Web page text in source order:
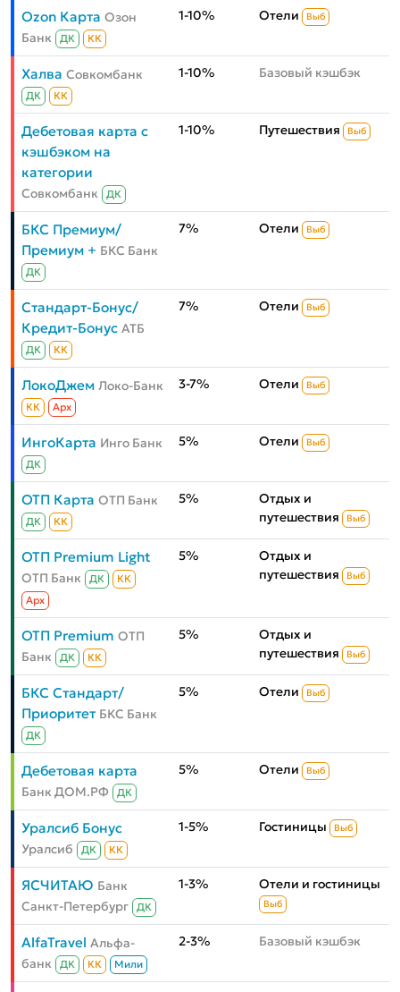
Ozon Карта Озон
Банк
ДК КК
1-10% Отели Выб
Халва Совкомбанк
ДК КК
1-10% Базовый кэшбэк
Дебетовая карта с
кэшбэком на
категории
Совкомбанк ДК
1-10% Путешествия Выб
БКС Премиум/
Премиум + БКС Банк
ДК
7% Отели Выб
Стандарт-Бонус/
Кредит-Бонус АТБ
ДК КК
7% Отели Выб
ЛокоДжем Локо-Банк
КК Aрх
3-7% Отели Выб
ИнгоКарта Инго Банк
ДК
5% Отели Выб
ОТП Карта ОТП Банк
ДК КК
5%
Отдых и
путешествия
Выб
ОТП Premium Light
ОТП Банк ДК
КК
Aрх
5%
Отдых и
путешествия
Выб
ОТП Premium ОТП
Банк
ДК КК
5%
Отдых и
путешествия
Выб
БКС Стандарт/
Приоритет БКС Банк
ДК
5% Отели Выб
Дебетовая карта
Банк ДОМ.РФ ДК
5% Отели Выб
Уралсиб Бонус
Уралсиб ДК КК
1-5% Гостиницы Выб
ЯСЧИТАЮ Банк
Санкт-Петербург
ДК
1-3% Отели и гостиницы
Выб
AlfaTravel Альфа-
банк
ДК КК Мили
2-3% Базовый кэшбэк